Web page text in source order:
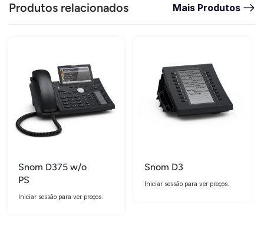
Produtos relacionados Mais Produtos
Snom D375 w/o
PS
Iniciar sessão para ver preços.
Snom D3
Iniciar sessão para ver preços.